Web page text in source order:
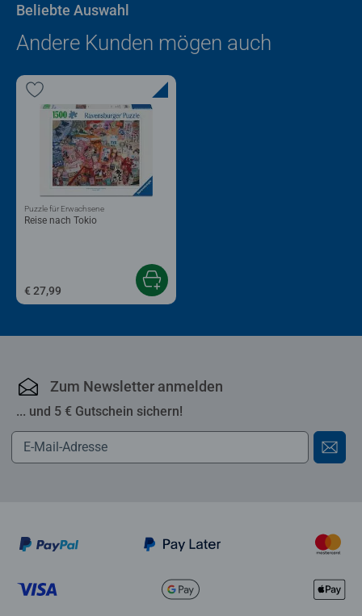
Beliebte Auswahl
Andere Kunden mögen auch
Reise nach Tokio
Puzzle für Erwachsene
€ 27,99
Zum Newsletter anmelden
... und 5 € Gutschein sichern!